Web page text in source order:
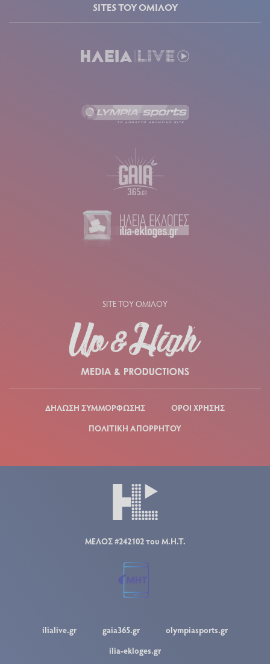
SITES ΤΟΥ ΟΜΙΛΟΥ
SITE ΤΟΥ ΟΜΙΛΟΥ
ΔΗΛΩΣΗ ΣΥΜΜΟΡΦΩΣΗΣ
ΟΡΟΙ ΧΡΗΣΗΣ
ΠΟΛΙΤΙΚΗ ΑΠΟΡΡΗΤΟΥ
ΜΕΛΟΣ #242102 του Μ.Η.Τ.
ilialive.gr gaia365.gr
olympiasports.gr
ilia-ekloges.gr